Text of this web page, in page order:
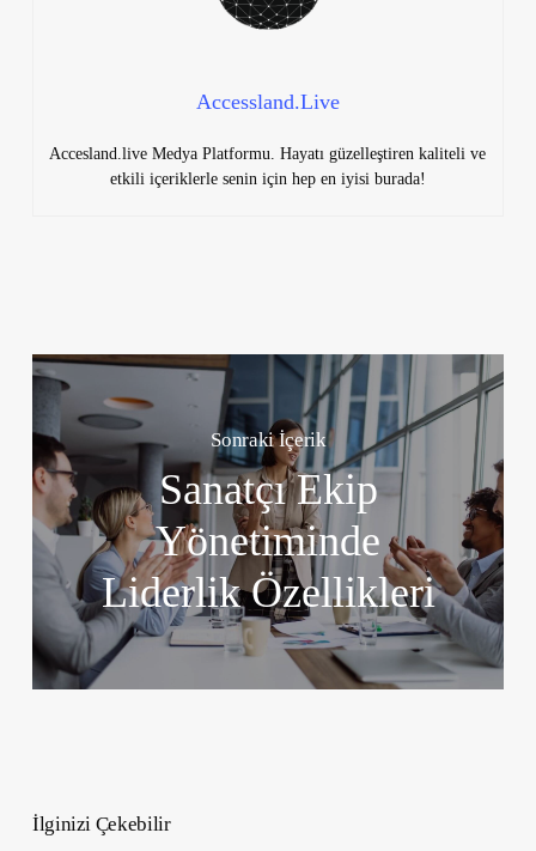
Accessland.Live
Accesland.live Medya Platformu. Hayatı güzelleştiren kaliteli ve
etkili içeriklerle senin için hep en iyisi burada!
Sonraki İçerik
Sanatçı Ekip
Yönetiminde
Liderlik Özellikleri
İlginizi Çekebilir